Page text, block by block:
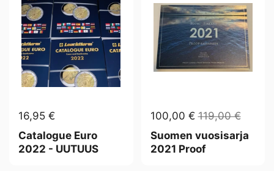
16,95 €
Catalogue Euro
2022 - UUTUUS
100,00 € 119,00 €
Suomen vuosisarja
2021 Proof